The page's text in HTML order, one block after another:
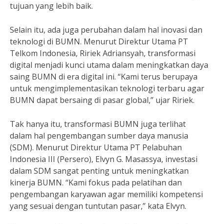
tujuan yang lebih baik.
Selain itu, ada juga perubahan dalam hal inovasi dan
teknologi di BUMN. Menurut Direktur Utama PT
Telkom Indonesia, Ririek Adriansyah, transformasi
digital menjadi kunci utama dalam meningkatkan daya
saing BUMN di era digital ini. “Kami terus berupaya
untuk mengimplementasikan teknologi terbaru agar
BUMN dapat bersaing di pasar global,” ujar Ririek.
Tak hanya itu, transformasi BUMN juga terlihat
dalam hal pengembangan sumber daya manusia
(SDM). Menurut Direktur Utama PT Pelabuhan
Indonesia III (Persero), Elvyn G. Masassya, investasi
dalam SDM sangat penting untuk meningkatkan
kinerja BUMN. “Kami fokus pada pelatihan dan
pengembangan karyawan agar memiliki kompetensi
yang sesuai dengan tuntutan pasar,” kata Elvyn.